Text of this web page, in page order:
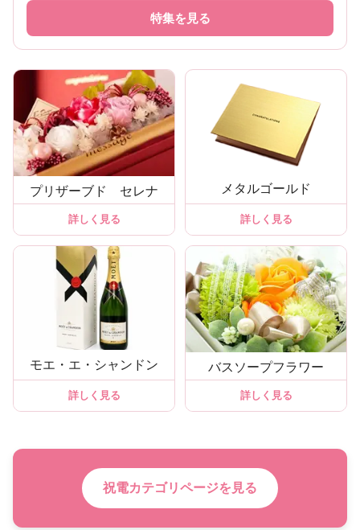
特集を見る
プリザーブド セレナ
詳しく見る
メタルゴールド
詳しく見る
モエ・エ・シャンドン
詳しく見る
バスソープフラワー
詳しく見る
祝電カテゴリページを見る